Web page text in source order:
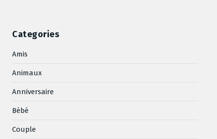
Categories
Amis
Animaux
Anniversaire
Bébé
Couple